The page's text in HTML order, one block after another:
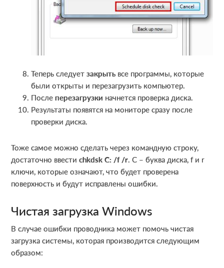
Теперь следуетзакрыть все программы, которые
были открыты и перезагрузить компьютер.
Послеперезагрузки начнется проверка диска.
Результаты появятся на мониторе сразу после
проверки диска.
Тоже самое можно сделать через командную строку,
достаточно ввестиchkdsk C: /f /r. С – буква диска, f и r
ключи, которые означают, что будет проверена
поверхность и будут исправлены ошибки.
Чистая загрузка Windows
В случае ошибки проводника может помочь чистая
загрузка системы, которая производится следующим
образом: